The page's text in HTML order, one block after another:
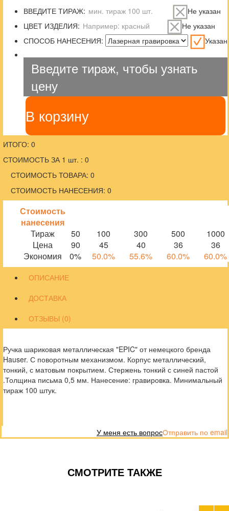
ВВЕДИТЕ ТИРАЖ:
Не указан
ЦВЕТ ИЗДЕЛИЯ:
Не указан
СПОСОБ НАНЕСЕНИЯ:
Указан
Введите тираж, чтобы узнать
цену
В корзину
ИТОГО: 0
СТОИМОСТЬ ЗА 1 шт. : 0
СТОИМОСТЬ ТОВАРА: 0
СТОИМОСТЬ НАНЕСЕНИЯ: 0
Стоимость
нанесения
Тираж
50 100 300 500
1000
Цена
90 45 40 36
36
Экономия
0% 50.0% 55.6% 60.0% 60.0%
ОПИСАНИЕ
ДОСТАВКА
ОТЗЫВЫ (0)
Ручка шариковая металлическая "EPIC" от немецкого бренда
Hauser. С поворотным механизмом. Корпус металлический,
тонкий, с матовым покрытием. Стержень тонкий с синей пастой
.Толщина письма 0,5 мм. Нанесение: гравировка. Минимальный
тираж 100 штук.
Отправить по email
У меня есть вопрос
СМОТРИТЕ ТАКЖЕ